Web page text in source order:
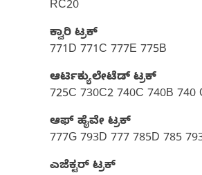
RC20
ಕ್ವಾರಿ ಟ್ರಕ್
771D 771C 777E 775B
ಆರ್ಟಿಕ್ಯುಲೇಟೆಡ್ ಟ್ರಕ್
725C 730C2 740C 740B
ಆಫ್ ಹೈವೇ ಟ್ರಕ್​
777G 793D 777 785D 785
ಎಜೆಕ್ಟರ್ ಟ್ರಕ್